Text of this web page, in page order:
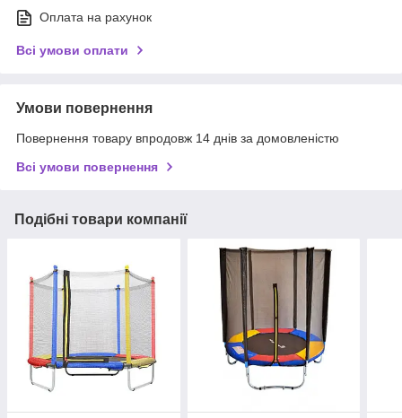
Оплата на рахунок
Всі умови оплати
Умови повернення
Повернення товару впродовж 14 днів за домовленістю
Всі умови повернення
Подібні товари компанії